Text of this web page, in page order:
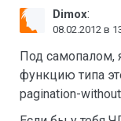
Dimox:
08.02.2012 в
Под самопалом,
функцию типа
pagination-